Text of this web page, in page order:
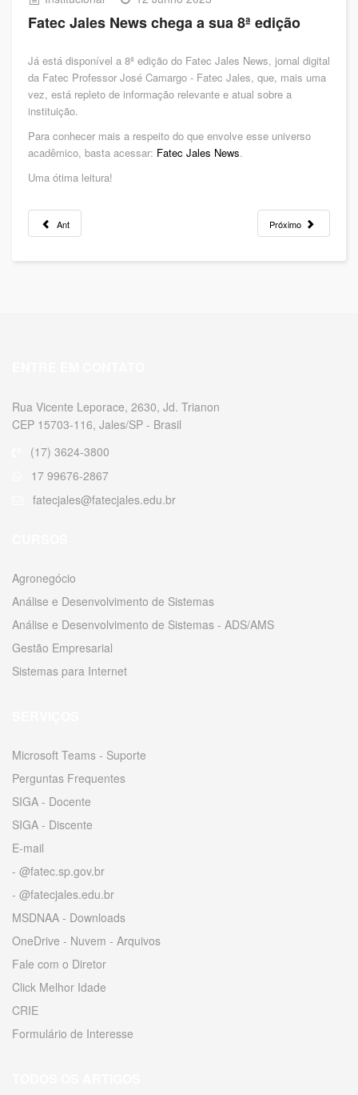
Fatec Jales News chega a sua 8ª edição
Já está disponível a 8ª edição do Fatec Jales News, jornal digital
da Fatec Professor José Camargo - Fatec Jales, que, mais uma
vez, está repleto de informação relevante e atual sobre a
instituição.
Para conhecer mais a respeito do que envolve esse universo
acadêmico, basta acessar: Fatec Jales News.
Uma ótima leitura!
Ant Próximo
Rua Vicente Leporace, 2630, Jd. Trianon
CEP 15703-116, Jales/SP - Brasil
(17) 3624-3800
17 99676-2867
fatecjales@fatecjales.edu.br
Agronegócio
Análise e Desenvolvimento de Sistemas
Análise e Desenvolvimento de Sistemas - ADS/AMS
Gestão Empresarial
Sistemas para Internet
Microsoft Teams - Suporte
Perguntas Frequentes
SIGA - Docente
SIGA - Discente
E-mail
- @fatec.sp.gov.br
- @fatecjales.edu.br
MSDNAA - Downloads
OneDrive - Nuvem - Arquivos
Fale com o Diretor
Click Melhor Idade
CRIE
Formulário de Interesse